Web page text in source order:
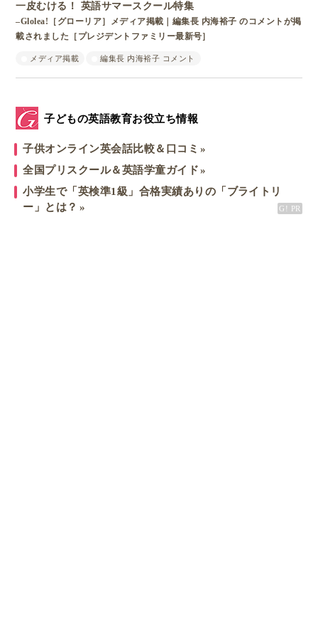
一皮むける！ 英語サマースクール特集
–Glolea!［グローリア］メディア掲載｜編集長 内海裕子 のコメントが掲
載されました［プレジデントファミリー最新号］
メディア掲載 編集長 内海裕子 コメント
子どもの英語教育お役立ち情報
子供オンライン英会話比較＆口コミ
全国プリスクール＆英語学童ガイド
小学生で「英検準1級」合格実績ありの「ブライトリ
ー」とは？